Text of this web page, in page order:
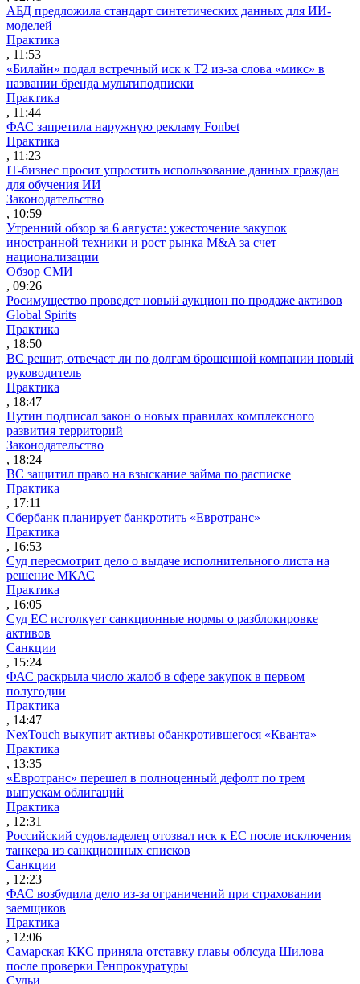
АБД предложила стандарт синтетических данных для ИИ-
моделей
Практика
, 11:53
«Билайн» подал встречный иск к Т2 из-за слова «микс» в
названии бренда мультиподписки
Практика
, 11:44
ФАС запретила наружную рекламу Fonbet
Практика
, 11:23
IT-бизнес просит упростить использование данных граждан
для обучения ИИ
Законодательство
, 10:59
Утренний обзор за 6 августа: ужесточение закупок
иностранной техники и рост рынка M&A за счет
национализации
Обзор СМИ
, 09:26
Росимущество проведет новый аукцион по продаже активов
Global Spirits
Практика
, 18:50
ВС решит, отвечает ли по долгам брошенной компании новый
руководитель
Практика
, 18:47
Путин подписал закон о новых правилах комплексного
развития территорий
Законодательство
, 18:24
ВС защитил право на взыскание займа по расписке
Практика
, 17:11
Сбербанк планирует банкротить «Евротранс»
Практика
, 16:53
Суд пересмотрит дело о выдаче исполнительного листа на
решение МКАС
Практика
, 16:05
Суд ЕС истолкует санкционные нормы о разблокировке
активов
Санкции
, 15:24
ФАС раскрыла число жалоб в сфере закупок в первом
полугодии
Практика
, 14:47
NexTouch выкупит активы обанкротившегося «Кванта»
Практика
, 13:35
«Евротранс» перешел в полноценный дефолт по трем
выпускам облигаций
Практика
, 12:31
Российский судовладелец отозвал иск к ЕС после исключения
танкера из санкционных списков
Санкции
, 12:23
ФАС возбудила дело из-за ограничений при страховании
заемщиков
Практика
, 12:06
Самарская ККС приняла отставку главы облсуда Шилова
после проверки Генпрокуратуры
Судьи